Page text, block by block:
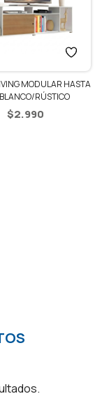
MODULAR HASTA
BLANCO/RÚSTICO
$2.990